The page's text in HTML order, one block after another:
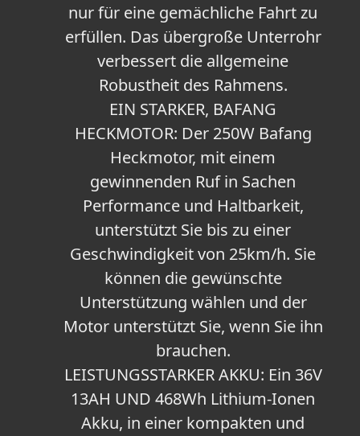
nur für eine gemächliche Fahrt zu
erfüllen. Das übergroße Unterrohr
verbessert die allgemeine
Robustheit des Rahmens.
EIN STARKER, BAFANG
HECKMOTOR: Der 250W Bafang
Heckmotor, mit einem
gewinnenden Ruf in Sachen
Performance und Haltbarkeit,
unterstützt Sie bis zu einer
Geschwindigkeit von 25km/h. Sie
können die gewünschte
Unterstützung wählen und der
Motor unterstützt Sie, wenn Sie ihn
brauchen.
LEISTUNGSSTARKER AKKU: Ein 36V
13AH UND 468Wh Lithium-Ionen
Akku, in einer kompakten und